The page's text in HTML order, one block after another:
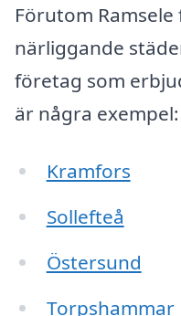
Förutom
närliggande
företag som
är några exempel:
Kramfors
Sollefteå
Östersund
Torpshammar